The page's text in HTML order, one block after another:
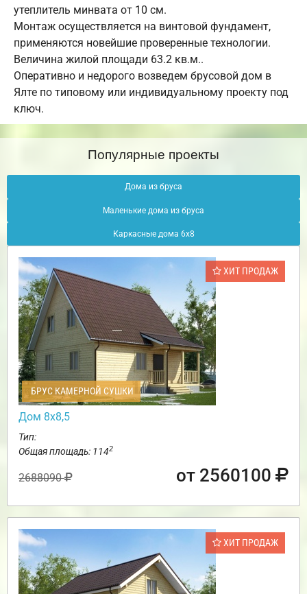
утеплитель минвата от 10 см.
Монтаж осуществляется на винтовой фундамент,
применяются новейшие проверенные технологии.
Величина жилой площади 63.2 кв.м..
Оперативно и недорого возведем брусовой дом в
Ялте по типовому или индивидуальному проекту под
ключ.
Популярные проекты
Дома из бруса
Маленькие дома из бруса
Каркасные дома 6х8
ХИТ ПРОДАЖ
БРУС КАМЕРНОЙ СУШКИ
Дом 8х8,5
Тип:
Общая площадь: 1142
2688090 от 2560100
ХИТ ПРОДАЖ